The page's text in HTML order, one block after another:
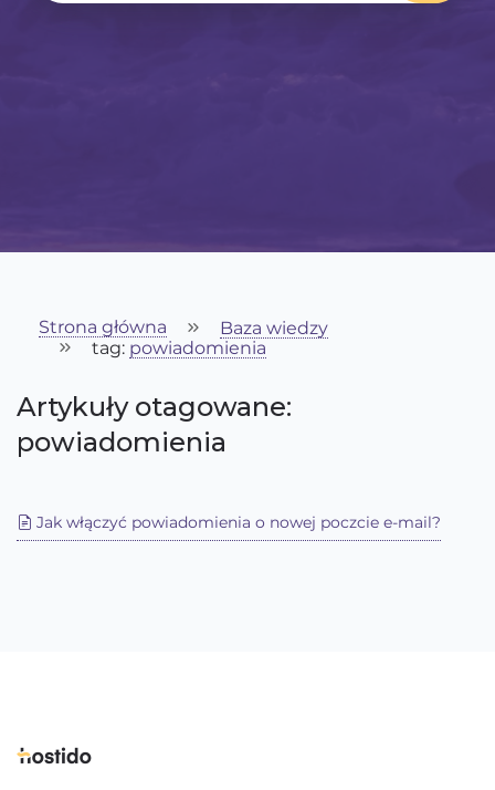
Strona główna
Baza wiedzy
tag: powiadomienia
Artykuły otagowane:
powiadomienia
Jak włączyć powiadomienia o nowej poczcie e-mail?